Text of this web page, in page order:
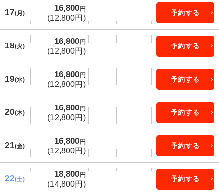
17(月)
16,800 円
(12,800円)
予約する
18(火)
16,800 円
(12,800円)
予約する
19(水)
16,800 円
(12,800円)
予約する
20(木)
16,800 円
(12,800円)
予約する
21(金)
16,800 円
(12,800円)
予約する
22(土)
18,800 円
(14,800円)
予約する